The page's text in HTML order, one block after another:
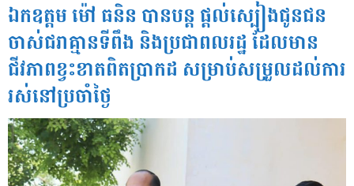
ឯកឧត្តម ម៉ៅ ធនិន បានបន្ត ផ្តល់ស្បៀងជូនជន
ចាស់ជរាគ្មានទីពឹង និងប្រជាពលរដ្ឋ ដែលមាន
ជីវភាពខ្វះខាតពិតប្រាកដ សម្រាប់សម្រួលដល់ការ
រស់នៅប្រចាំថ្ងៃ